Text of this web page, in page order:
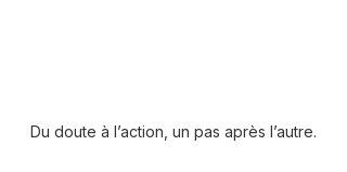
Du doute à l’action, un pas après l’autre.